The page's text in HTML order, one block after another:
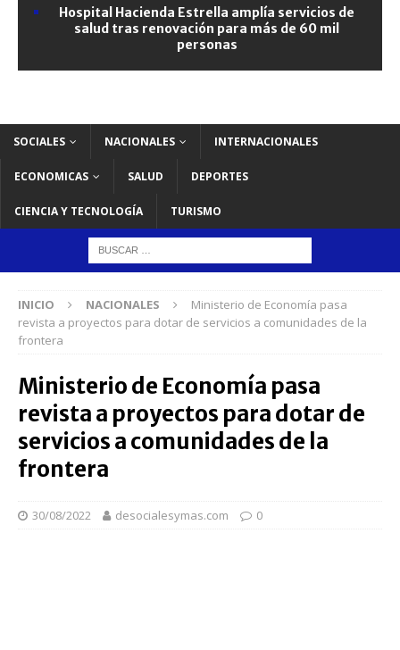
Hospital Hacienda Estrella amplía servicios de
salud tras renovación para más de 60 mil
personas
SOCIALES NACIONALES INTERNACIONALES
ECONOMICAS SALUD DEPORTES
CIENCIA Y TECNOLOGÍA TURISMO
INICIO NACIONALES
Ministerio de Economía pasa
revista a proyectos para dotar de servicios a comunidades de la
frontera
Ministerio de Economía pasa
revista a proyectos para dotar de
servicios a comunidades de la
frontera
30/08/2022 desocialesymas.com 0